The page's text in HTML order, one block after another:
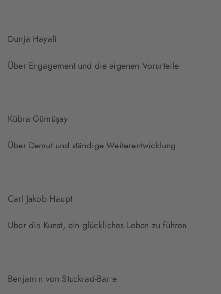
Dunja Hayali
Über Engagement und die eigenen Vorurteile
Kübra Gümüşay
Über Demut und ständige Weiterentwicklung
Carl Jakob Haupt
Über die Kunst, ein glückliches Leben zu führen
Benjamin von Stuckrad-Barre